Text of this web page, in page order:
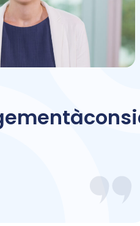
à